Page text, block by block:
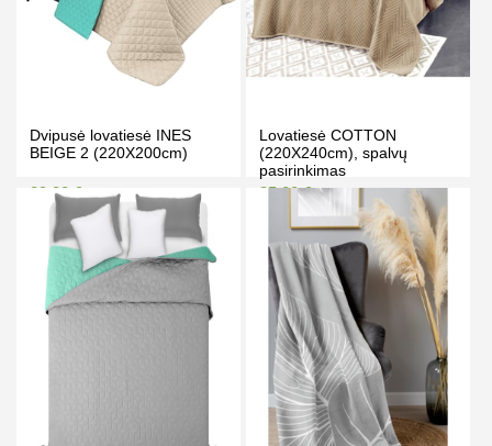
Dvipusė lovatiesė INES
BEIGE 2 (220X200cm)
29.00 €
Kaina prisijungus
32.00 €
PIRKTI
Lovatiesė COTTON
(220X240cm), spalvų
pasirinkimas
35.00 €
Kaina prisijungus
39.50 €
PIRKTI